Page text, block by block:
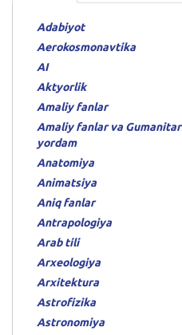
Adabiyot
Aerokosmonavtika
AI
Aktyorlik
Amaliy fanlar
Amaliy fanlar va Gumanitar
yordam
Anatomiya
Animatsiya
Aniq fanlar
Antrapologiya
Arab tili
Arxeologiya
Arxitektura
Astrofizika
Astronomiya